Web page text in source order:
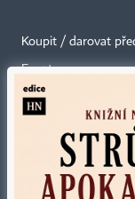
Koupit / darovat
Eventy
Newslettery
Autorská práva